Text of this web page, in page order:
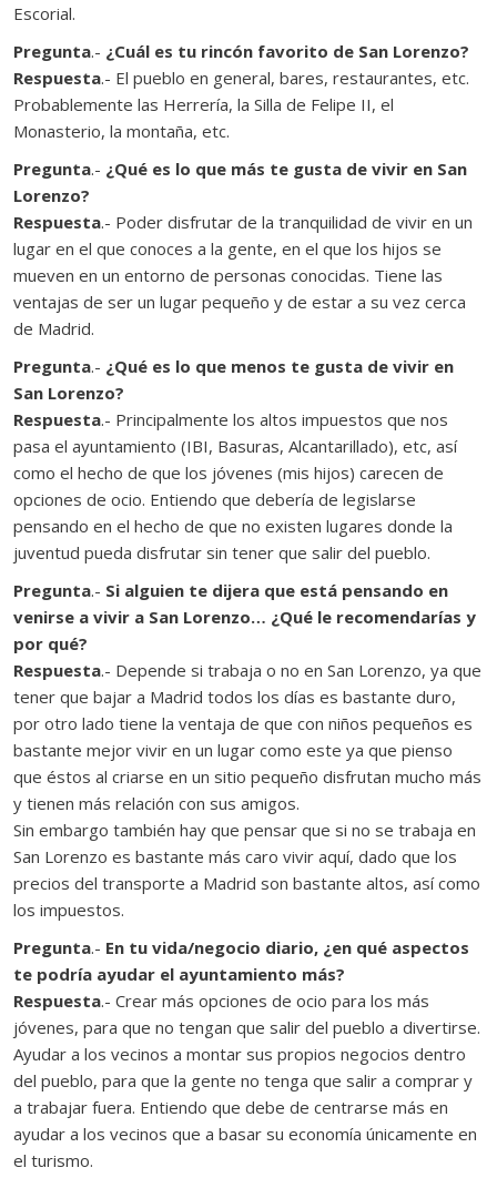
Escorial.
Pregunta.- ¿Cuál es tu rincón favorito de San Lorenzo?
Respuesta.- El pueblo en general, bares, restaurantes, etc.
Probablemente las Herrería, la Silla de Felipe II, el
Monasterio, la montaña, etc.
Pregunta.- ¿Qué es lo que más te gusta de vivir en San
Lorenzo?
Respuesta.- Poder disfrutar de la tranquilidad de vivir en un
lugar en el que conoces a la gente, en el que los hijos se
mueven en un entorno de personas conocidas. Tiene las
ventajas de ser un lugar pequeño y de estar a su vez cerca
de Madrid.
Pregunta.- ¿Qué es lo que menos te gusta de vivir en
San Lorenzo?
Respuesta.- Principalmente los altos impuestos que nos
pasa el ayuntamiento (IBI, Basuras, Alcantarillado), etc, así
como el hecho de que los jóvenes (mis hijos) carecen de
opciones de ocio. Entiendo que debería de legislarse
pensando en el hecho de que no existen lugares donde la
juventud pueda disfrutar sin tener que salir del pueblo.
Pregunta.- Si alguien te dijera que está pensando en
venirse a vivir a San Lorenzo… ¿Qué le recomendarías y
por qué?
Respuesta.- Depende si trabaja o no en San Lorenzo, ya que
tener que bajar a Madrid todos los días es bastante duro,
por otro lado tiene la ventaja de que con niños pequeños es
bastante mejor vivir en un lugar como este ya que pienso
que éstos al criarse en un sitio pequeño disfrutan mucho más
y tienen más relación con sus amigos.
Sin embargo también hay que pensar que si no se trabaja en
San Lorenzo es bastante más caro vivir aquí, dado que los
precios del transporte a Madrid son bastante altos, así como
los impuestos.
Pregunta.- En tu vida/negocio diario, ¿en qué aspectos
te podría ayudar el ayuntamiento más?
Respuesta.- Crear más opciones de ocio para los más
jóvenes, para que no tengan que salir del pueblo a divertirse.
Ayudar a los vecinos a montar sus propios negocios dentro
del pueblo, para que la gente no tenga que salir a comprar y
a trabajar fuera. Entiendo que debe de centrarse más en
ayudar a los vecinos que a basar su economía únicamente en
el turismo.